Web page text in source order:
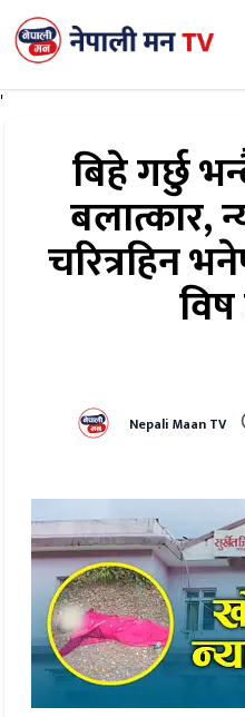
'
बिहे गर्छु
बलात्कार,
चरित्रहिन
Nepali Maan TV